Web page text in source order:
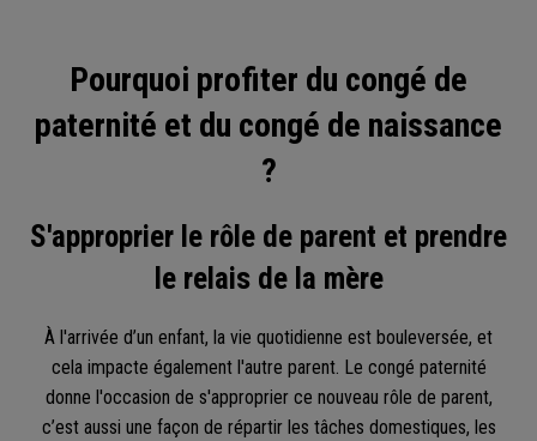
Pourquoi profiter du congé de
paternité et du congé de naissance
?
S'approprier le rôle de parent et prendre
le relais de la mère
À l'arrivée d’un enfant, la vie quotidienne est bouleversée, et
cela impacte également l'autre parent. Le congé paternité
donne l'occasion de s'approprier ce nouveau rôle de parent,
c’est aussi une façon de répartir les tâches domestiques, les